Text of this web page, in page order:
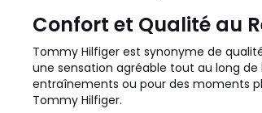
Confort et Qualité au
Tommy Hilfiger est synonyme de
une sensation agréable tout au long
entraînements ou pour des moments
Tommy Hilfiger.